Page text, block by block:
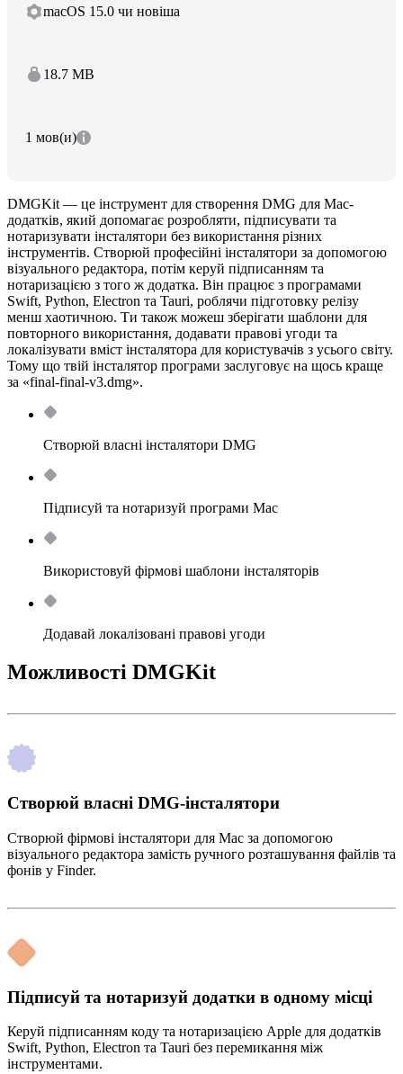
macOS 15.0 чи новіша
18.7 MB
1 мов(и)
DMGKit — це інструмент для створення DMG для Mac-
додатків, який допомагає розробляти, підписувати та
нотаризувати інсталятори без використання різних
інструментів. Створюй професійні інсталятори за допомогою
візуального редактора, потім керуй підписанням та
нотаризацією з того ж додатка. Він працює з програмами
Swift, Python, Electron та Tauri, роблячи підготовку релізу
менш хаотичною. Ти також можеш зберігати шаблони для
повторного використання, додавати правові угоди та
локалізувати вміст інсталятора для користувачів з усього світу.
Тому що твій інсталятор програми заслуговує на щось краще
за «final-final-v3.dmg».
Створюй власні інсталятори DMG
Підписуй та нотаризуй програми Mac
Використовуй фірмові шаблони інсталяторів
Додавай локалізовані правові угоди
Можливості DMGKit
Створюй власні DMG-інсталятори
Створюй фірмові інсталятори для Mac за допомогою
візуального редактора замість ручного розташування файлів та
фонів у Finder.
Підписуй та нотаризуй додатки в одному місці
Керуй підписанням коду та нотаризацією Apple для додатків
Swift, Python, Electron та Tauri без перемикання між
інструментами.